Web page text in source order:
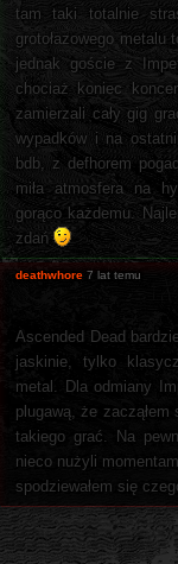
tam taki totalnie
grotołazowego
jednak goście z
chociaż koniec
zamierzali cały gig
wypadków i na
bdb, z defhorem
miła atmosfera na
gorąco każdemu.
zdań
deathwhore 7 lat temu
Ascended Dead
jaskinie, tylko
metal. Dla odmiany
plugawą, że
takiego grać. Na
nieco nużyli
spodziewałem się